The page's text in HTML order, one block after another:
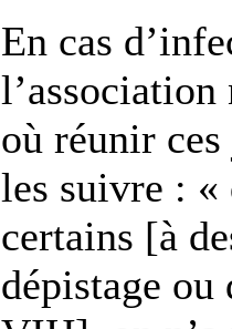
En cas
l’association
où réunir
les suivre : «
certains [à
dépistage